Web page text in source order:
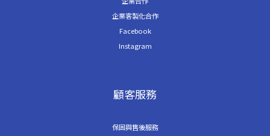
企業客製化合作
Facebook
Instagram
顧客服務
保固與售後服務